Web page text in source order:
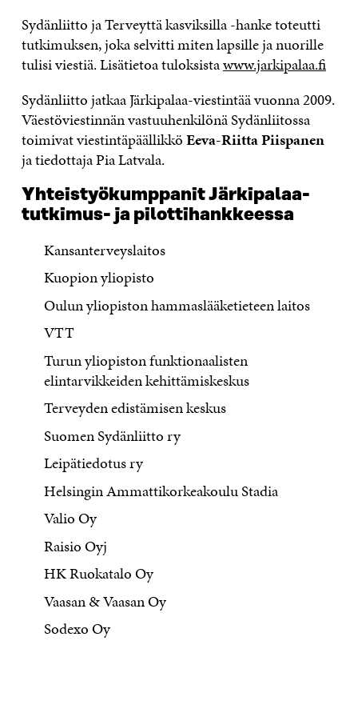
Sydänliitto ja Terveyttä kasviksilla -hanke toteutti
tutkimuksen, joka selvitti miten lapsille ja nuorille
tulisi viestiä. Lisätietoa tuloksistawww.jarkipalaa.fi
Sydänliitto jatkaa Järkipalaa-viestintää vuonna 2009.
Väestöviestinnän vastuuhenkilönä Sydänliitossa
toimivat viestintäpäällikköEeva-Riitta Piispanen
ja tiedottaja Pia Latvala.
Yhteistyökumppanit Järkipalaa-
tutkimus- ja pilottihankkeessa
Kansanterveyslaitos
Kuopion yliopisto
Oulun yliopiston hammaslääketieteen laitos
VTT
Turun yliopiston funktionaalisten
elintarvikkeiden kehittämiskeskus
Terveyden edistämisen keskus
Suomen Sydänliitto ry
Leipätiedotus ry
Helsingin Ammattikorkeakoulu Stadia
Valio Oy
Raisio Oyj
HK Ruokatalo Oy
Vaasan & Vaasan Oy
Sodexo Oy